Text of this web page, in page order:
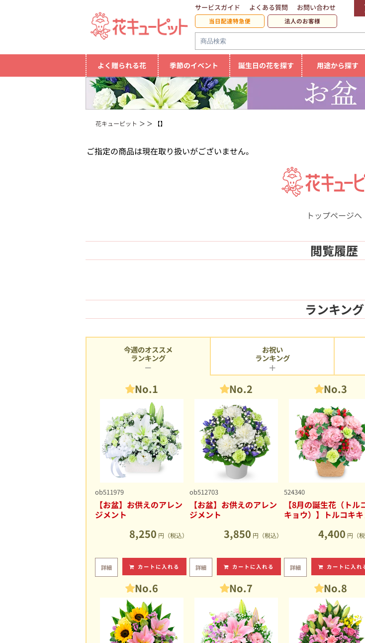
サービスガイド よくある質問 お問い合わせ
当日配達特急便 法人のお客様
よく贈られる花 季節のイベント 誕生日の花を探す 用途から探す
花キューピット 【】
ご指定の商品は現在取り扱いがございません。
トップページへ
閲覧履歴
ランキング
今週のオススメ
ランキング
No.1
ob511979
【お盆】お供えのアレン
ジメント
8,250 円（税込）
詳細 カートに入れる
No.2
ob512703
【お盆】お供えのアレン
ジメント
3,850 円（税込）
詳細 カートに入れる
No.3
524340
【8月の誕生花（トル
キョウ）】トルコキ
4,400 円（税
詳細 カートに入れ
No.6 No.7 No.8
お祝い
ランキング